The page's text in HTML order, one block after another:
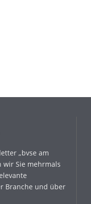
„bvse am
wir Sie mehrmals
Branche und über